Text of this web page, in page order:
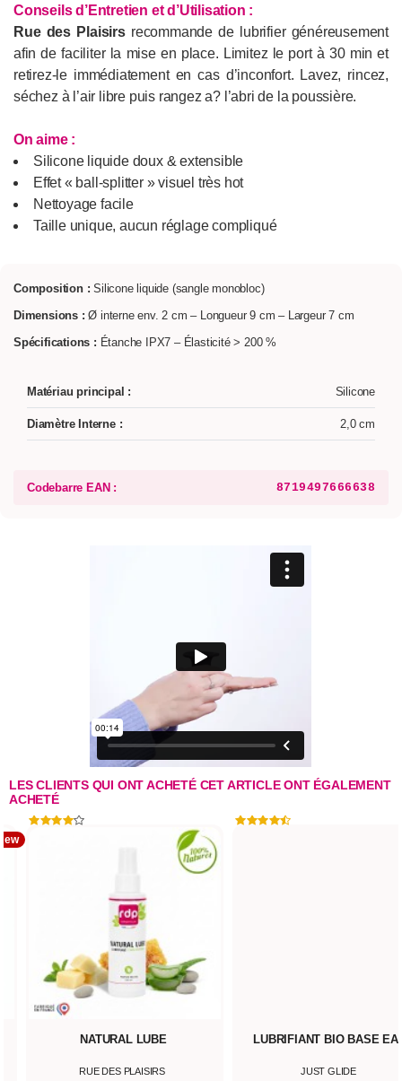
Conseils d’Entretien et d’Utilisation :
Rue des Plaisirsrecommande de lubrifier généreusement
afin de faciliter la mise en place. Limitez le port à 30 min et
retirez-le immédiatement en cas d’inconfort. Lavez, rincez,
séchez à l’air libre puis rangez a? l’abri de la poussière.
On aime :
Silicone liquide doux & extensible
Effet « ball-splitter » visuel très hot
Nettoyage facile
Taille unique, aucun réglage compliqué
Composition : Silicone liquide (sangle monobloc)
Dimensions : Ø interne env. 2 cm – Longueur 9 cm – Largeur 7 cm
Spécifications : Étanche IPX7 – Élasticité > 200 %
Matériau principal : Silicone
Diamètre Interne : 2,0 cm
Codebarre EAN : 8719497666638
LES CLIENTS QUI ONT ACHETÉ CET ARTICLE ONT ÉGALEMENT
ACHETÉ
LUBRIFIANT BIO BASE EAU
JUST GLIDE
NETTOYANT SEXTOY
HOT